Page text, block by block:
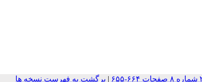
| برگشت به فهرست نسخه ها